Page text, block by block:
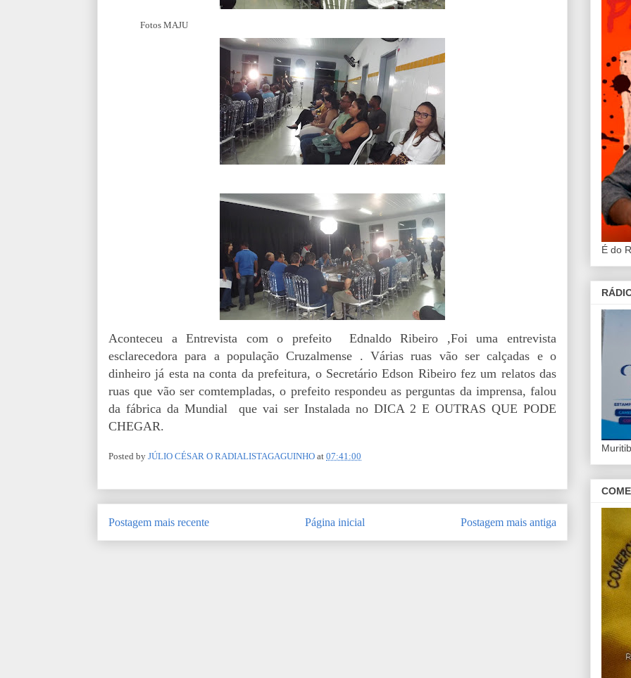
Fotos MAJU
Aconteceu a Entrevista com o prefeito Ednaldo Ribeiro ,Foi uma entrevista
esclarecedora para a população Cruzalmense . Várias ruas vão ser calçadas e o
dinheiro já esta na conta da prefeitura, o Secretário Edson Ribeiro fez um relatos das
ruas que vão ser comtempladas, o prefeito respondeu as perguntas da imprensa, falou
da fábrica da Mundial que vai ser Instalada no DICA 2 E OUTRAS QUE PODE
CHEGAR.
Posted by JÚLIO CÉSAR O RADIALISTAGAGUINHO at 07:41:00
Postagem mais recente Postagem mais antiga
Página inicial
É do